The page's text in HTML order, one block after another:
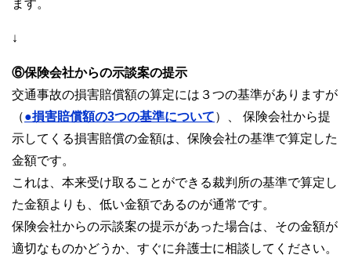
ます。
↓
⑥保険会社からの示談案の提示
交通事故の損害賠償額の算定には３つの基準がありますが
（●損害賠償額の3つの基準について）、 保険会社から提
示してくる損害賠償の金額は、保険会社の基準で算定した
金額です。
これは、本来受け取ることができる裁判所の基準で算定し
た金額よりも、低い金額であるのが通常です。
保険会社からの示談案の提示があった場合は、その金額が
適切なものかどうか、すぐに弁護士に相談してください。